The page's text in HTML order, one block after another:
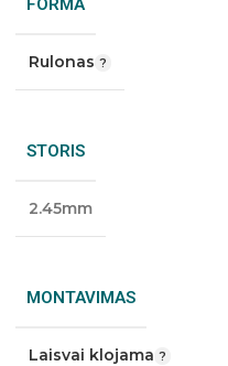
FORMA
Rulonas
STORIS
2.45mm
MONTAVIMAS
Laisvai klojama